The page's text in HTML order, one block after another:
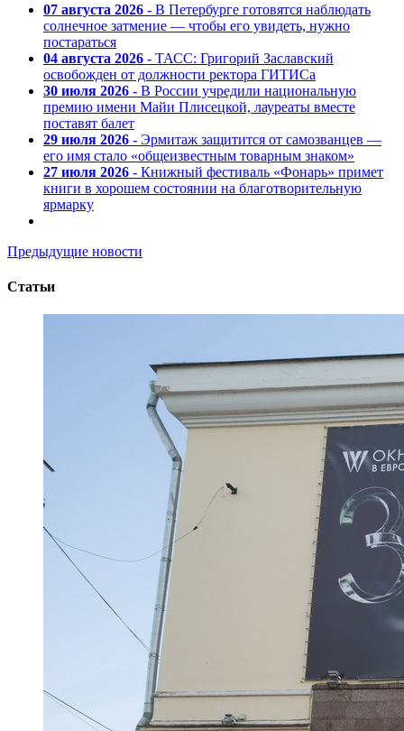
07 августа 2026 - В Петербурге готовятся наблюдать
солнечное затмение — чтобы его увидеть, нужно
постараться
04 августа 2026 - ТАСС: Григорий Заславский
освобожден от должности ректора ГИТИСа
30 июля 2026 - В России учредили национальную
премию имени Майи Плисецкой, лауреаты вместе
поставят балет
29 июля 2026 - Эрмитаж защитится от самозванцев —
его имя стало «общеизвестным товарным знаком»
27 июля 2026 - Книжный фестиваль «Фонарь» примет
книги в хорошем состоянии на благотворительную
ярмарку
Предыдущие новости
Статьи